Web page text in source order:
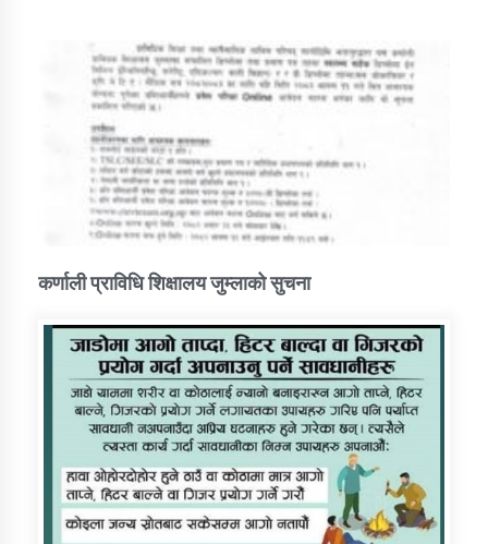
कर्णाली प्राविधि शिक्षालय जुम्लाको सुचना